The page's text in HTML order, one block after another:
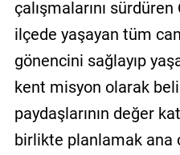
çalışmalarını
ilçede yaşayan tüm
gönencini sağlayıp
kent misyon olarak
paydaşlarının değer
birlikte planlamak ana